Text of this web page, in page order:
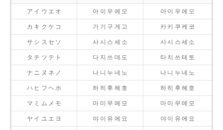
ア イ ウ エ オ 아 이 우 에 오 아 이 우 에 오
カ キ ク ケ コ 가 기 구 게 고 카 키 쿠 케 코
サ シ ス セ ソ 사 시 스 세 소 사 시 스 세 소
タ チ ツ テ ト 다 지 쓰 데 도 타 치 쓰 테 토
ナ ニ ヌ ネ ノ 나 니 누 네 노 나 니 누 네 노
ハ ヒ フ ヘ ホ 하 히 후 헤 호 하 히 후 헤 호
マ ミ ム メ モ 마 미 무 메 모 마 미 무 메 모
ヤ イ ユ エ ヨ 야 이 유 에 요 야 이 유 에 요